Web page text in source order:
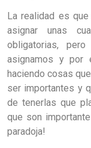
La realidad es
asignar unas
obligatorias,
asignamos y por
haciendo cosas
ser importantes y
de tenerlas que
que son
paradoja!